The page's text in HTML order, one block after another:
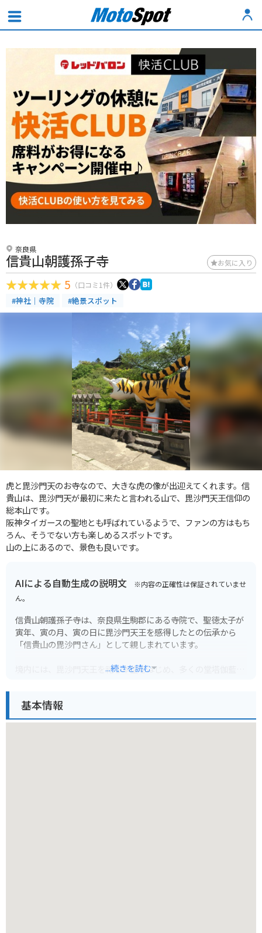
奈良県
信貴山朝護孫子寺 お気に入り
5 （口コミ1件）
#神社｜寺院 #絶景スポット
虎と毘沙門天のお寺なので、大きな虎の像が出迎えてくれます。信
貴山は、毘沙門天が最初に来たと言われる山で、毘沙門天王信仰の
総本山です。
阪神タイガースの聖地とも呼ばれているようで、ファンの方はもち
ろん、そうでない方も楽しめるスポットです。
山の上にあるので、景色も良いです。
AIによる自動生成の説明文 ※内容の正確性は保証されていませ
ん。
信貴山朝護孫子寺は、奈良県生駒郡にある寺院で、聖徳太子が
寅年、寅の月、寅の日に毘沙門天王を感得したとの伝承から
「信貴山の毘沙門さん」として親しまれています。
境内には、毘沙門天王を祀る本堂をはじめ、多くの堂塔伽藍が
を一望でき、夜景スポットとしても人気があります。
...続きを読む
基本情報